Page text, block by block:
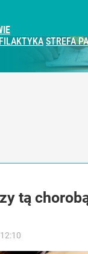
STREFA
tą
12:10